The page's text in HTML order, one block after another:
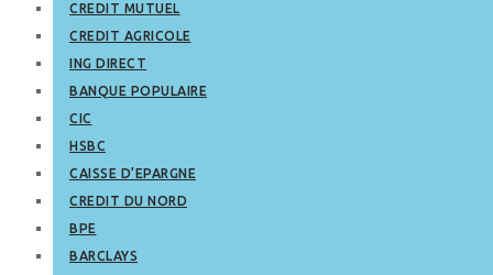
CREDIT MUTUEL
CREDIT AGRICOLE
ING DIRECT
BANQUE POPULAIRE
CIC
HSBC
CAISSE D’EPARGNE
CREDIT DU NORD
BPE
BARCLAYS